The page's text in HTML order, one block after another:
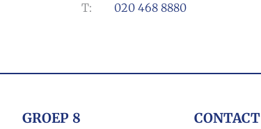
T: 020 468 8880
GROEP 8 CONTACT